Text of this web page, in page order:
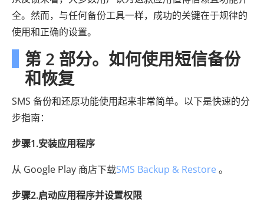
全。然而，与任何备份工具一样，成功的关键在于规律的
使用和正确的设置。
第 2 部分。如何使用短信备份
和恢复
SMS 备份和还原功能使用起来非常简单。以下是快速的分
步指南：
步骤1.安装应用程序
从 Google Play 商店下载SMS Backup & Restore 。
步骤2.启动应用程序并设置权限